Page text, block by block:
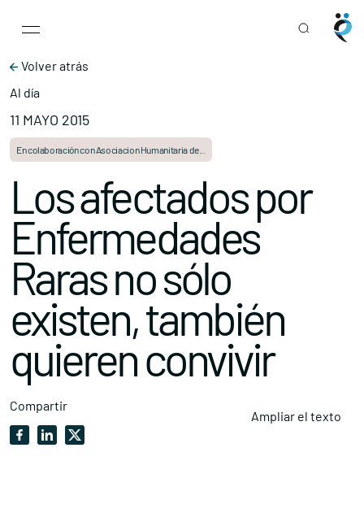
Main Navigation
Volver atrás
Al día
11 MAYO 2015
En colaboración con Asociacion Humanitaria de...
Los afectados por
Enfermedades
Raras no sólo
existen, también
quieren convivir
Compartir
Ampliar el texto